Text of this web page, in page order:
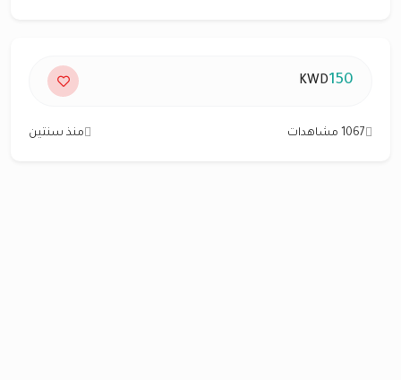
150
KWD
1067 مشاهدات منذ سنتين